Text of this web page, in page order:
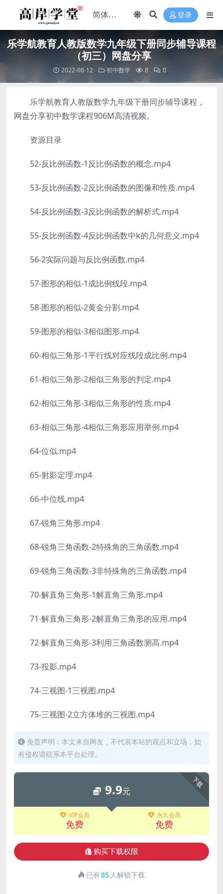
登录
乐学航教育人教版数学九年级下册同步辅导课程
（初三）网盘分享
2022-08-12 初中数学 8 0
乐学航教育人教版数学九年级下册同步辅导课程，
网盘分享初中数学课程906M高清视频。
资源目录
52-反比例函数-1反比例函数的概念.mp4
53-反比例函数-2反比例函数的图像和性质.mp4
54-反比例函数-3反比例函数的解析式.mp4
55-反比例函数-4反比例函数中k的几何意义.mp4
56-2实际问题与反比例函数.mp4
57-图形的相似-1成比例线段.mp4
58-图形的相似-2黄金分割.mp4
59-图形的相似-3相似图形.mp4
60-相似三角形-1平行线对应线段成比例.mp4
61-相似三角形-2相似三角形的判定.mp4
62-相似三角形-3相似三角形的性质.mp4
63-相似三角形-4相似三角形应用举例.mp4
64-位似.mp4
65-射影定理.mp4
66-中位线.mp4
67-锐角三角形.mp4
68-锐角三角函数-2特殊角的三角函数.mp4
69-锐角三角函数-3非特殊角的三角函数.mp4
70-解直角三角形-1解直角三角形.mp4
71-解直角三角形-2解直角三角形的应用.mp4
72-解直角三角形-3利用三角函数测高.mp4
73-投影.mp4
74-三视图-1三视图.mp4
75-三视图-2立方体堆的三视图.mp4
免责声明：本文来自网友，不代表本站的观点和立场，如
有侵权请联系本平台处理。
下载
9.9元
VIP会员
免费
永久会员
免费
购买下载权限
已有85 人解锁下载